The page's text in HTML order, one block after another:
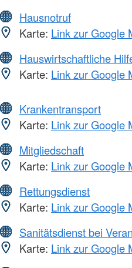
Hausnotruf
Karte: Link zur Google
Hauswirtschaftliche
Karte: Link zur Google
Krankentransport
Karte: Link zur Google
Mitgliedschaft
Karte: Link zur Google
Rettungsdienst
Karte: Link zur Google
Sanitätsdienst bei
Karte: Link zur Google